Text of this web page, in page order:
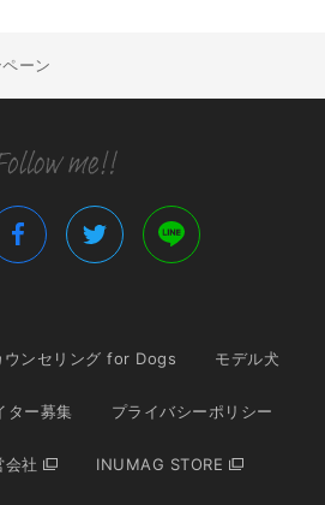
ーン
ウンセリング for Dogs モデル犬
ター募集 プライバシーポリシー
会社 INUMAG STORE